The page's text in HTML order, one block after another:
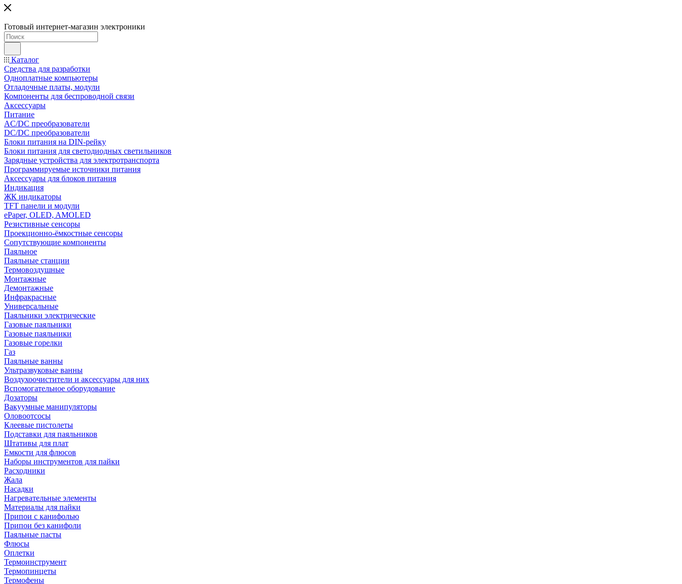
Готовый интернет-магазин электроники
Каталог
Средства для разработки
Одноплатные компьютеры
Отладочные платы, модули
Компоненты для беспроводной связи
Аксессуары
Питание
AC/DC преобразователи
DC/DC преобразователи
Блоки питания на DIN-рейку
Блоки питания для светодиодных светильников
Зарядные устройства для электротранспорта
Программируемые источники питания
Аксессуары для блоков питания
Индикация
ЖК индикаторы
TFT панели и модули
ePaper, OLED, AMOLED
Резистивные сенсоры
Проекционно-ёмкостные сенсоры
Сопутствующие компоненты
Паяльное
Паяльные станции
Термовоздушные
Монтажные
Демонтажные
Инфракрасные
Универсальные
Паяльники электрические
Газовые паяльники
Газовые паяльники
Газовые горелки
Газ
Паяльные ванны
Ультразвуковые ванны
Воздухоочистители и аксессуары для них
Вспомогательное оборудование
Дозаторы
Вакуумные манипуляторы
Оловоотсосы
Клеевые пистолеты
Подставки для паяльников
Штативы для плат
Емкости для флюсов
Наборы инструментов для пайки
Расходники
Жала
Насадки
Нагревательные элементы
Материалы для пайки
Припои с канифолью
Припои без канифоли
Паяльные пасты
Флюсы
Оплетки
Термоинструмент
Термопинцеты
Термофены